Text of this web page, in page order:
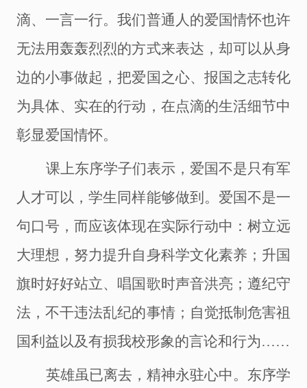
滴、一言一行。我们普通人的爱国情怀也许
无法用轰轰烈烈的方式来表达，却可以从身
边的小事做起，把爱国之心、报国之志转化
为具体、实在的行动，在点滴的生活细节中
彰显爱国情怀。
课上东序学子们表示，爱国不是只有军
人才可以，学生同样能够做到。爱国不是一
句口号，而应该体现在实际行动中：树立远
大理想，努力提升自身科学文化素养；升国
旗时好好站立、唱国歌时声音洪亮；遵纪守
法，不干违法乱纪的事情；自觉抵制危害祖
国利益以及有损我校形象的言论和行为……
英雄虽已离去，精神永驻心中。东序学